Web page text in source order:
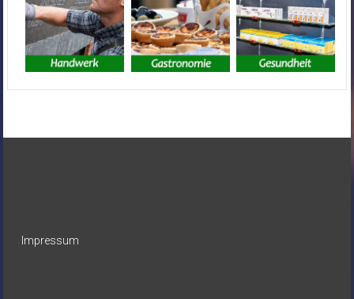
Impressum